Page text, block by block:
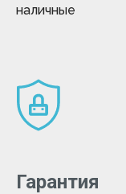
наличные
Гарантия